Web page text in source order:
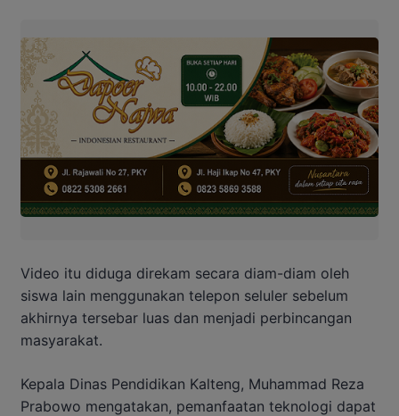
Video itu diduga direkam secara diam-diam oleh
siswa lain menggunakan telepon seluler sebelum
akhirnya tersebar luas dan menjadi perbincangan
masyarakat.
Kepala Dinas Pendidikan Kalteng, Muhammad Reza
Prabowo mengatakan, pemanfaatan teknologi dapat